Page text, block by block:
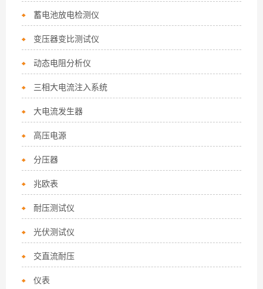
蓄电池放电检测仪
变压器变比测试仪
动态电阻分析仪
三相大电流注入系统
大电流发生器
高压电源
分压器
兆欧表
耐压测试仪
光伏测试仪
交直流耐压
仪表